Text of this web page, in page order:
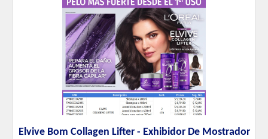
Elvive Bom Collagen Lifter - Exhibidor De Mostrador